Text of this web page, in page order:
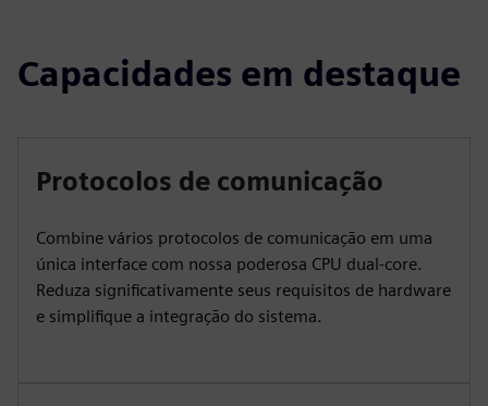
Capacidades em destaque
Protocolos de comunicação
Combine vários protocolos de comunicação em uma
única interface com nossa poderosa CPU dual-core.
Reduza significativamente seus requisitos de hardware
e simplifique a integração do sistema.